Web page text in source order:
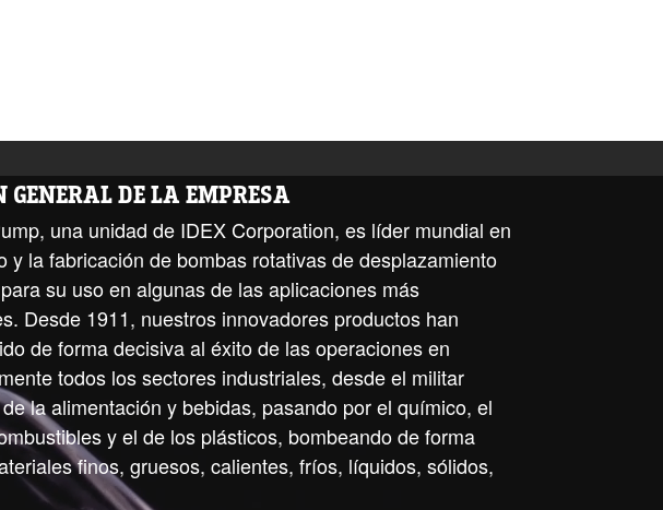
GENERAL DE LA EMPRESA
una unidad de IDEX Corporation, es líder mundial en
y la fabricación de bombas rotativas de desplazamiento
su uso en algunas de las aplicaciones más
Desde 1911, nuestros innovadores productos han
de forma decisiva al éxito de las operaciones en
todos los sectores industriales, desde el militar
la alimentación y bebidas, pasando por el químico, el
y el de los plásticos, bombeando de forma
finos, gruesos, calientes, fríos, líquidos, sólidos,